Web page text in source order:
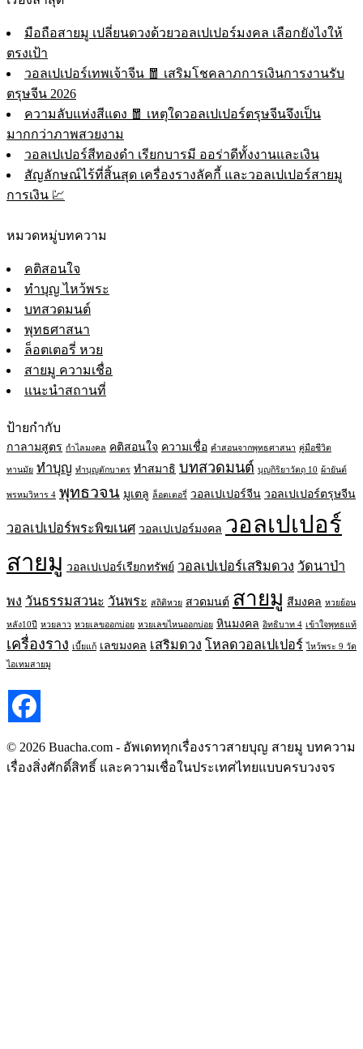
มือถือสายมู เปลี่ยนดวงด้วยวอลเปเปอร์มงคล เลือกยังไงให้
ตรงเป้า
วอลเปเปอร์เทพเจ้าจีน 🧧 เสริมโชคลาภการเงินการงานรับ
ตรุษจีน 2026
ความลับแห่งสีแดง 🧧 เหตุใดวอลเปเปอร์ตรุษจีนจึงเป็น
มากกว่าภาพสวยงาม
วอลเปเปอร์สีทองดำ เรียกบารมี ออร่าดีทั้งงานและเงิน
สัญลักษณ์ไร้ที่สิ้นสุด เครื่องรางลัคกี้ และวอลเปเปอร์สายมู
การเงิน 💹
หมวดหมู่บทความ
คติสอนใจ
ทำบุญ ไหว้พระ
บทสวดมนต์
พุทธศาสนา
ล็อตเตอรี่ หวย
สายมู ความเชื่อ
แนะนำสถานที่
ป้ายกำกับ
กาลามสูตร กำไลมงคล คติสอนใจ ความเชื่อ คำสอนจากพุทธศาสนา คู่มือชีวิต
ทานมัย ทำบุญ ทำบุญตักบาตร ทำสมาธิ บทสวดมนต์ บุญกิริยาวัตถุ 10 ผ้ายันต์
พรหมวิหาร 4 พุทธวจน มูเตลู ล็อตเตอรี่ วอลเปเปอร์จีน วอลเปเปอร์ตรุษจีน
วอลเปเปอร์พระพิฆเนศ วอลเปเปอร์มงคล วอลเปเปอร์
สายมู วอลเปเปอร์เรียกทรัพย์ วอลเปเปอร์เสริมดวง วัดนาป่า
พง วันธรรมสวนะ วันพระ สถิติหวย สวดมนต์ สายมู สีมงคล หวยย้อน
หลัง10ปี หวยลาว หวยเลขออกบ่อย หวยเลขไหนออกบ่อย หินมงคล อิทธิบาท 4 เข้าใจพุทธแท้
เครื่องราง เบี้ยแก้ เลขมงคล เสริมดวง โหลดวอลเปเปอร์ ไหว้พระ 9 วัด
ไอเทมสายมู
© 2026 Buacha.com - อัพเดททุกเรื่องราวสายบุญ สายมู บทความ
เรื่องสิ่งศักดิ์สิทธิ์ และความเชื่อในประเทศไทยแบบครบวงจร